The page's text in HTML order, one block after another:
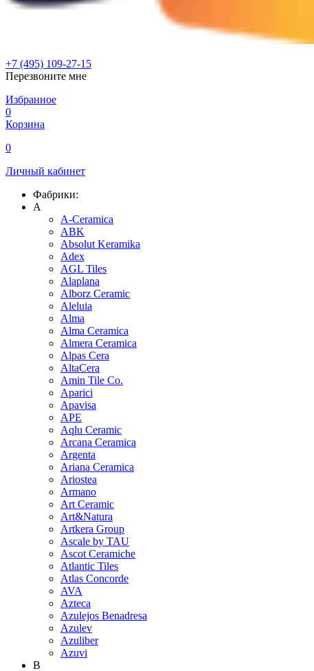
+7 (495) 109-27-15
Перезвоните мне
Избранное
0
Корзина
0
Личный кабинет
Фабрики:
A
A-Ceramica
ABK
Absolut Keramika
Adex
AGL Tiles
Alaplana
Alborz Ceramic
Aleluia
Alma
Alma Ceramica
Almera Ceramica
Alpas Cera
AltaCera
Amin Tile Co.
Aparici
Apavisa
APE
Aqlu Ceramic
Arcana Ceramica
Argenta
Ariana Ceramica
Ariostea
Armano
Art Ceramic
Art&Natura
Artkera Group
Ascale by TAU
Ascot Ceramiche
Atlantic Tiles
Atlas Concorde
AVA
Azteca
Azulejos Benadresa
Azulev
Azuliber
Azuvi
B